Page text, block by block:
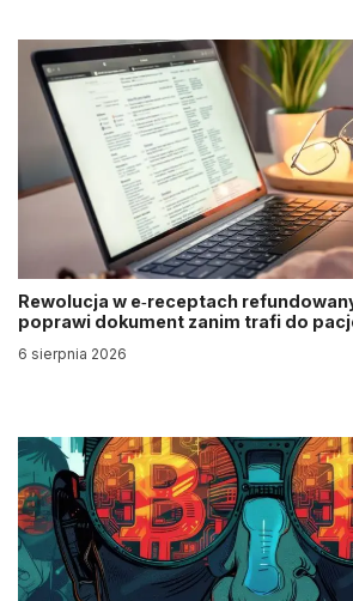
Rewolucja w e‑receptach
poprawi dokument zanim trafi do
6 sierpnia 2026